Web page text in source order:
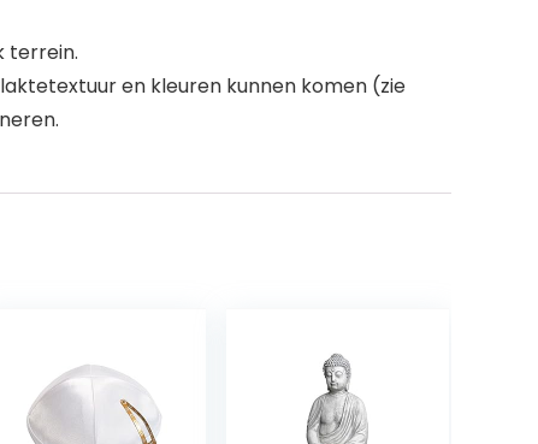
terrein.
en kleuren kunnen komen (zie